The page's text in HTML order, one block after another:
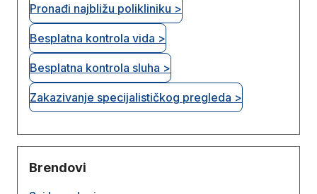
Pronađi najbližu polikliniku >
Besplatna kontrola vida >
Besplatna kontrola sluha >
Zakazivanje specijalističkog pregleda >
Brendovi